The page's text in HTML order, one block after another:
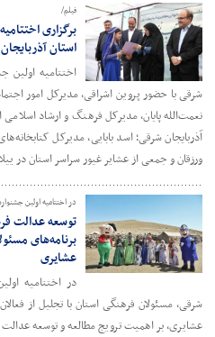
فیلم/
برگزاری
استان
اختتامیه اولین
شرقی با حضور پروین اشراقی، مدیرکل امور
نعمت‌الله پایان، مدیرکل فرهنگ و ارشاد
آذربایجان شرقی؛ اسد بابایی، مدیرکل
ورزقان و جمعی از عشایر غیور سراسر استان در
در اختتامیه اولین
توسعه عدالت
برنامه‌های
عشایری
در اختتامیه
شرقی، مسئولان فرهنگی استان با تجلیل از
عشایری، بر اهمیت ترویج مطالعه و توسعه